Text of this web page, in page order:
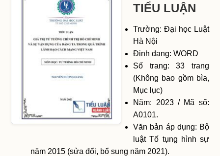
TIỂU LUẬN
Trường: Đại học Luật
Hà Nội
Định dạng: WORD
Số trang: 33 trang
(Không bao gồm bìa,
Mục lục)
Năm: 2023 / Mã số:
A0101.
Văn bản áp dụng: Bộ
luật Tố tụng hình sự
năm 2015 (sửa đổi, bổ sung năm 2021).